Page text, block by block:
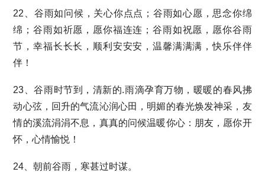
22、谷雨如问候，关心你点点；谷雨如心愿，思念你绵
绵；谷雨如祈愿，愿你福连连；谷雨如祝愿，愿你谷雨
节，幸福长长长，顺利安安安，温馨满满满，快乐伴伴
伴！
23、谷雨时节到，清新的.雨滴孕育万物，暖暖的春风拂
动心弦，回升的气流沁润心田，明媚的春光焕发神采，友
情的溪流涓涓不息，真真的问候温暖你心：朋友，愿你开
怀，心情愉悦！
24、朝前谷雨，寒甚过时谋。